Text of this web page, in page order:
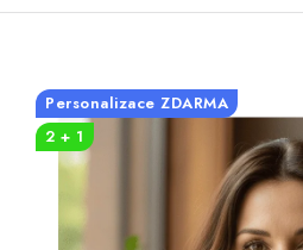
Personalizace ZDARMA
2 + 1